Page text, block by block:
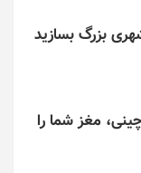
مغز شما را